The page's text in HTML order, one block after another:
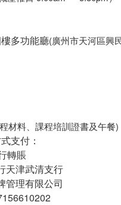
多功能廳(廣州市天河區興
材料、課程培訓證書及午餐)
支付：
轉賬
天津武清支行
管理有限公司